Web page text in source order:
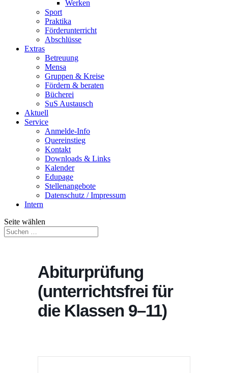
Werken
Sport
Praktika
Förderunterricht
Abschlüsse
Extras
Betreuung
Mensa
Gruppen & Kreise
Fördern & beraten
Bücherei
SuS Austausch
Aktuell
Service
Anmelde-Info
Quereinstieg
Kontakt
Downloads & Links
Kalender
Edupage
Stellenangebote
Datenschutz / Impressum
Intern
Seite wählen
Abiturprüfung
(unterrichtsfrei für
die Klassen 9–11)